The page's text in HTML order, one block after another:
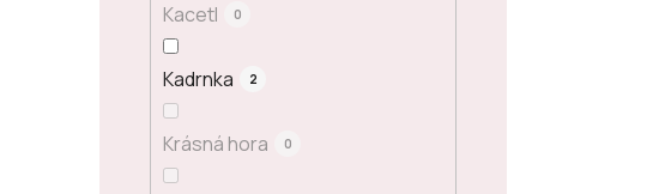
Kacetl 0
Kadrnka 2
Krásná hora 0